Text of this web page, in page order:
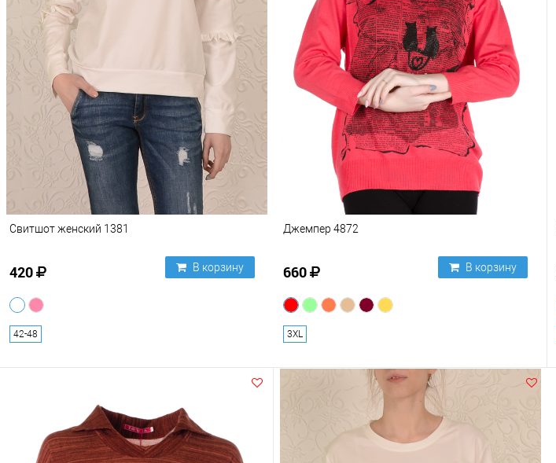
Свитшот женский 1381
420 В корзину
42-48
Джемпер 4872
660 В корзину
3XL